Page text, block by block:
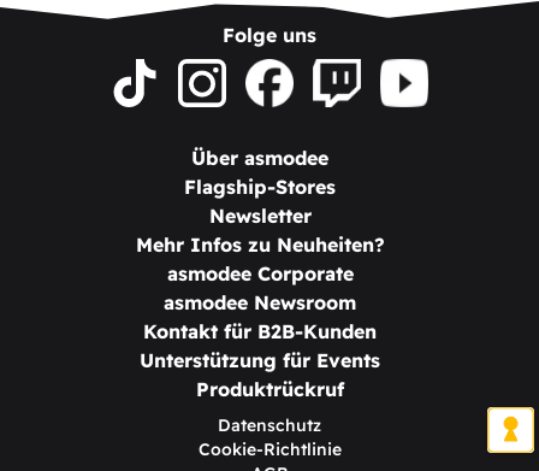
Folge uns
Über asmodee
Flagship-Stores
Newsletter
Mehr Infos zu Neuheiten?
asmodee Corporate
asmodee Newsroom
Kontakt für B2B-Kunden
Unterstützung für Events
Produktrückruf
Datenschutz
Cookie-Richtlinie